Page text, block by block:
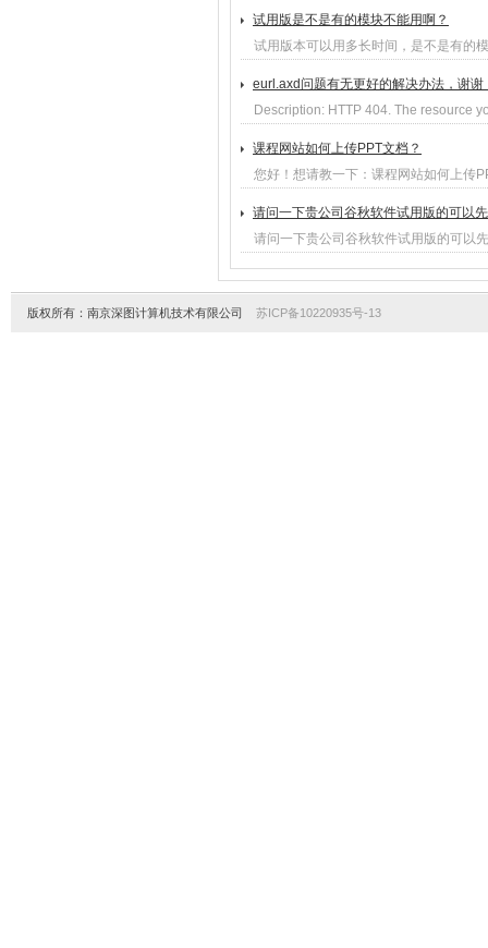
试用版是不是有的模块不能用啊？
试用版本可以用多长时间，是不是有的
eurl.axd问题有无更好的解决办法，谢谢
Description: HTTP 404. The resource
课程网站如何上传PPT文档？
您好！想请教一下：课程网站如何上传
请问一下贵公司谷秋软件试用版的可以
请问一下贵公司谷秋软件试用版的可以
版权所有：南京深图计算机技术有限公司 苏ICP备10220935号-13